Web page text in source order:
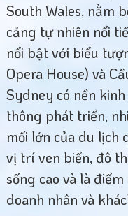
South Wales, nằm
cảng tự nhiên nổi
nổi bật với biểu
Opera House) và
Sydney có nền
thông phát triển,
mối lớn của du lịch
vị trí ven biển, đô
sống cao và là
doanh nhân và